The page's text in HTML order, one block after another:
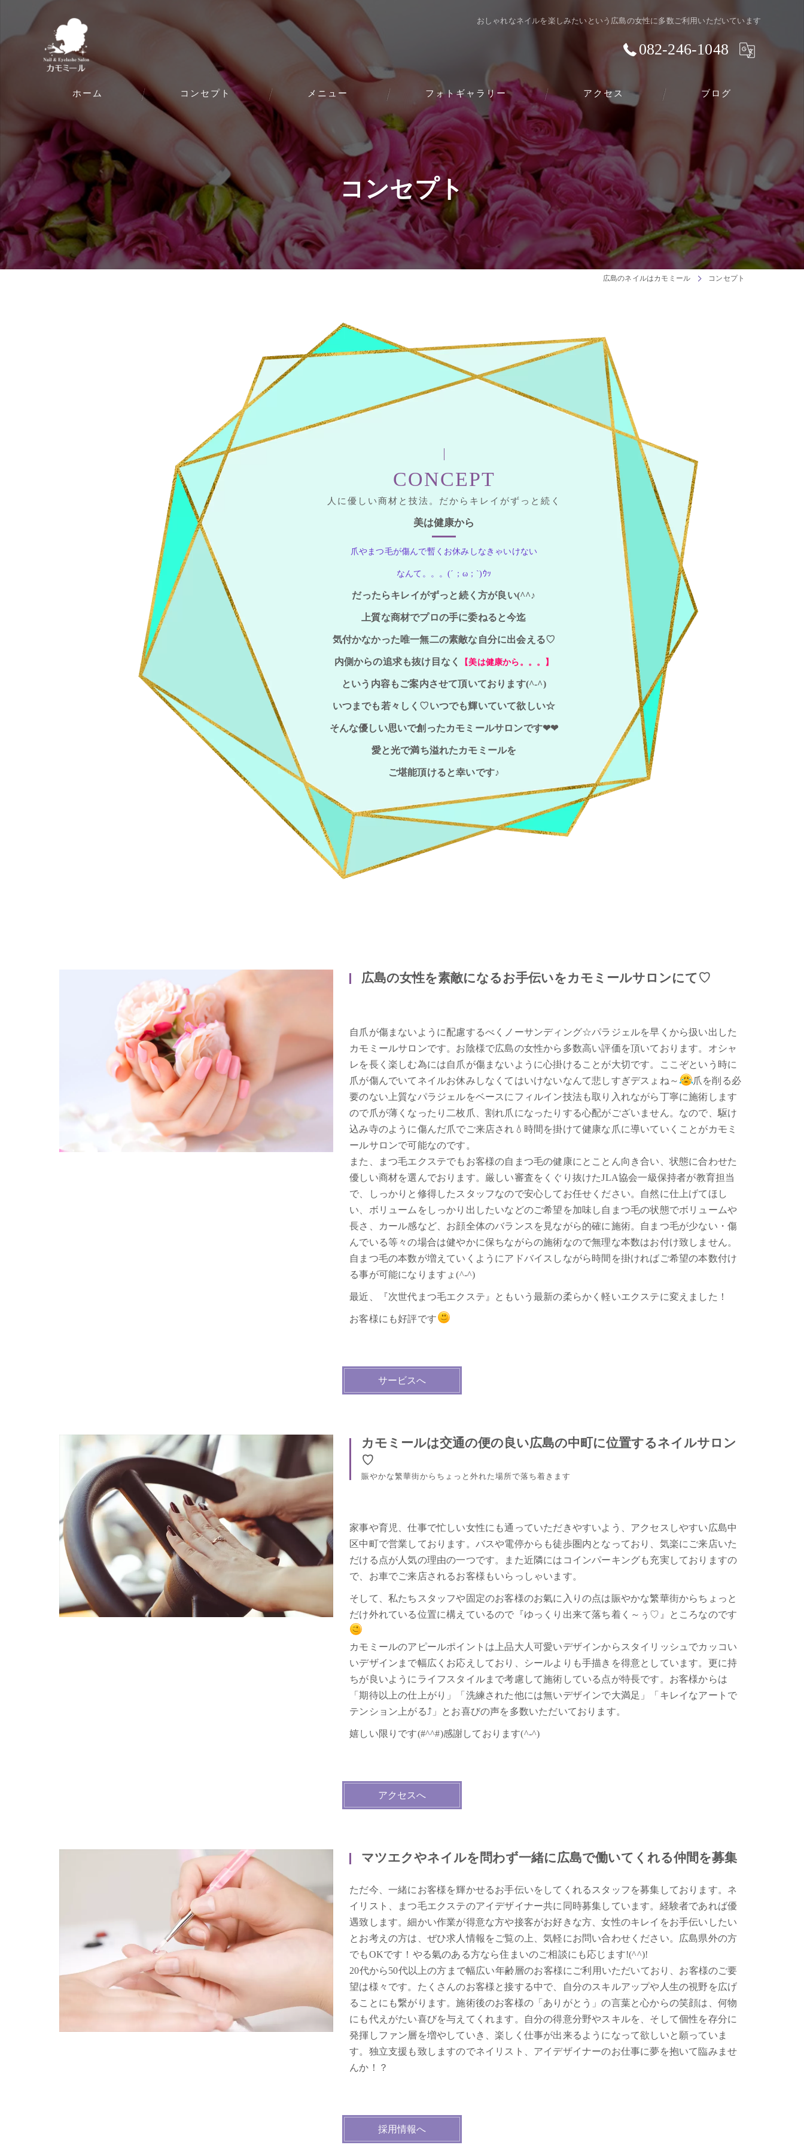
おしゃれなネイルを楽しみたいという広島の女性に多数ご利用いただいています
082-246-1048
ホーム コンセプト メニュー
ブライダル
フォトギャラリー
お客様の声
アクセス
スクールのご案内
ブログ
コンセプト
広島のネイルはカモミール コンセプト
人に優しい商材と技法。だからキレイがずっと続く
CONCEPT
美は健康から
爪やまつ毛が傷んで暫くお休みしなきゃいけない
なんて。。。(´；ω；`)ｳｯ
だったらキレイがずっと続く方が良い(^^♪
上質な商材でプロの手に委ねると今迄
気付かなかった唯一無二の素敵な自分に出会える♡
内側からの追求も抜け目なく 【美は健康から。。。】
という内容もご案内させて頂いております(^-^)
いつまでも若々しく♡いつでも輝いていて欲しい☆
そんな優しい思いで創ったカモミールサロンです❤❤
愛と光で満ち溢れたカモミールを
ご堪能頂けると幸いです♪
広島の女性を素敵になるお手伝いをカモミールサロンにて♡
自爪が傷まないように配慮するべくノーサンディング☆パラジェルを早くから扱い出した
カモミールサロンです。お陰様で広島の女性から多数高い評価を頂いております。オシャ
レを長く楽しむ為には自爪が傷まないように心掛けることが大切です。ここぞという時に
爪が傷んでいてネイルお休みしなくてはいけないなんて悲しすぎデスょね～
爪を削る必
要のない上質なパラジェルをベースにフィルイン技法も取り入れながら丁寧に施術します
ので爪が薄くなったり二枚爪、割れ爪になったりする心配がございません。なので、駆け
込み寺のように傷んだ爪でご来店され💧時間を掛けて健康な爪に導いていくことがカモミ
ールサロンで可能なのです。
また、まつ毛エクステでもお客様の自まつ毛の健康にとことん向き合い、状態に合わせた
優しい商材を選んでおります。厳しい審査をくぐり抜けたJLA協会一級保持者が教育担当
で、しっかりと修得したスタッフなので安心してお任せください。自然に仕上げてほし
い、ボリュームをしっかり出したいなどのご希望を加味し自まつ毛の状態でボリュームや
長さ、カール感など、お顔全体のバランスを見ながら的確に施術。自まつ毛が少ない・傷
んでいる等々の場合は健やかに保ちながらの施術なので無理な本数はお付け致しません。
自まつ毛の本数が増えていくようにアドバイスしながら時間を掛ければご希望の本数付け
る事が可能になりますょ(^-^)
最近、『次世代まつ毛エクステ』ともいう最新の柔らかく軽いエクステに変えました！
お客様にも好評です
サービスへ
カモミールは交通の便の良い広島の中町に位置するネイルサロン
♡
賑やかな繁華街からちょっと外れた場所で落ち着きます
家事や育児、仕事で忙しい女性にも通っていただきやすいよう、アクセスしやすい広島中
区中町で営業しております。バスや電停からも徒歩圏内となっており、気楽にご来店いた
だける点が人気の理由の一つです。また近隣にはコインパーキングも充実しておりますの
で、お車でご来店されるお客様もいらっしゃいます。
そして、私たちスタッフや固定のお客様のお氣に入りの点は賑やかな繁華街からちょっと
だけ外れている位置に構えているので『ゆっくり出来て落ち着く～ぅ♡』ところなのです
カモミールのアピールポイントは上品大人可愛いデザインからスタイリッシュでカッコい
いデザインまで幅広くお応えしており、シールよりも手描きを得意としています。更に持
ちが良いようにライフスタイルまで考慮して施術している点が特長です。お客様からは
「期待以上の仕上がり」「洗練された他には無いデザインで大満足」「キレイなアートで
テンション上がる⤴」とお喜びの声を多数いただいております。
嬉しい限りです(#^^#)感謝しております(^-^)
アクセスへ
マツエクやネイルを問わず一緒に広島で働いてくれる仲間を募集
ただ今、一緒にお客様を輝かせるお手伝いをしてくれるスタッフを募集しております。ネ
イリスト、まつ毛エクステのアイデザイナー共に同時募集しています。経験者であれば優
遇致します。細かい作業が得意な方や接客がお好きな方、女性のキレイをお手伝いしたい
とお考えの方は、ぜひ求人情報をご覧の上、気軽にお問い合わせください。広島県外の方
でもOKです！やる氣のある方なら住まいのご相談にも応じます!(^^)!
20代から50代以上の方まで幅広い年齢層のお客様にご利用いただいており、お客様のご要
望は様々です。たくさんのお客様と接する中で、自分のスキルアップや人生の視野を広げ
ることにも繋がります。施術後のお客様の「ありがとう」の言葉と心からの笑顔は、何物
にも代えがたい喜びを与えてくれます。自分の得意分野やスキルを、そして個性を存分に
発揮しファン層を増やしていき、楽しく仕事が出来るようになって欲しいと願っていま
す。独立支援も致しますのでネイリスト、アイデザイナーのお仕事に夢を抱いて臨みませ
んか！？
採用情報へ